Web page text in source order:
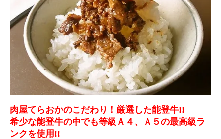
肉屋てらおかのこだわり！厳選した能登牛!!
希少な能登牛の中でも等級Ａ４、Ａ５の最高級ラ
ンクを使用!!